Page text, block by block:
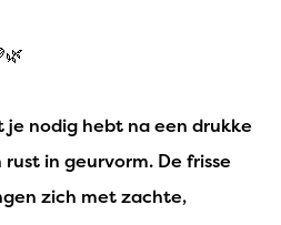
je nodig hebt na een drukke
in geurvorm. De frisse
zich met zachte,